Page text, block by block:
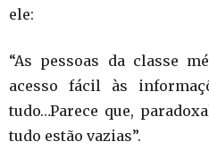
ele:
“As pessoas da classe
acesso fácil às
tudo…Parece que,
tudo estão vazias”.